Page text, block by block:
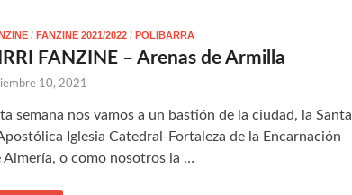
/ FANZINE 2021/2022 / POLIBARRA
FANZINE – Arenas de Armilla
10, 2021
semana nos vamos a un bastión de la ciudad, la Santa
Iglesia Catedral-Fortaleza de la Encarnación
Almería, o como nosotros la …